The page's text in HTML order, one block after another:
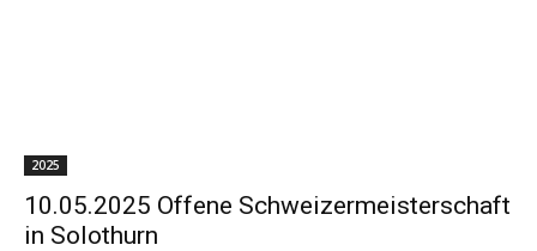
2025
10.05.2025 Offene Schweizermeisterschaft
in Solothurn